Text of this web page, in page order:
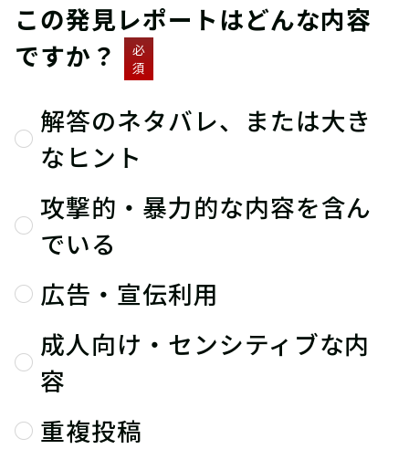
この発見レポートはどんな内容
ですか？
必
須
解答のネタバレ、または大き
なヒント
攻撃的・暴力的な内容を含ん
でいる
広告・宣伝利用
成人向け・センシティブな内
容
重複投稿